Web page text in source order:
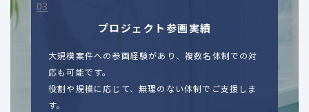
プロジェクト参画実績
大規模案件への参画経験があり、複数名体制での対
応も可能です。
役割や規模に応じて、無理のない体制でご支援しま
す。